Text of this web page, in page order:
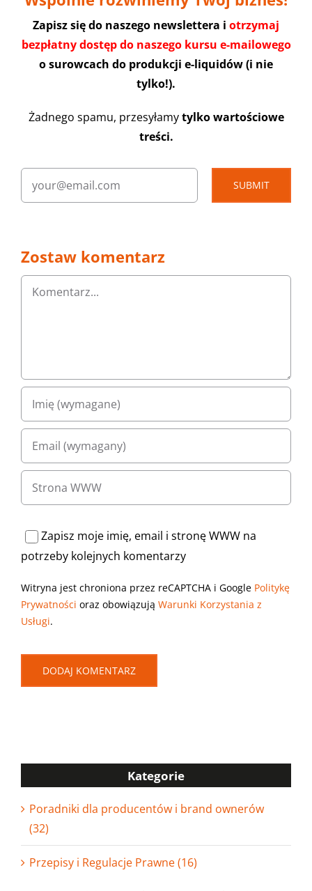
Zapisz się do naszego newslettera i otrzymaj
bezpłatny dostęp do naszego kursu e-mailowego
o surowcach do produkcji e-liquidów (i nie
tylko!).
Żadnego spamu, przesyłamytylko wartościowe
treści.
SUBMIT
Zostaw komentarz
Komentarz
Zapisz moje imię, email i stronę WWW na
potrzeby kolejnych komentarzy
Witryna jest chroniona przez reCAPTCHA i Google Politykę
Prywatności oraz obowiązują Warunki Korzystania z
Usługi.
Kategorie
Poradniki dla producentów i brand ownerów
(32)
Przepisy i Regulacje Prawne (16)